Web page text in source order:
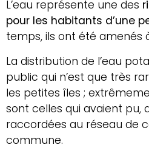
L’eau représente une des
pour les habitants d’une
temps, ils ont été amenés
La distribution de l’eau
public qui n’est que très
les petites îles ;
sont celles qui avaient pu,
raccordées au réseau de
commune.